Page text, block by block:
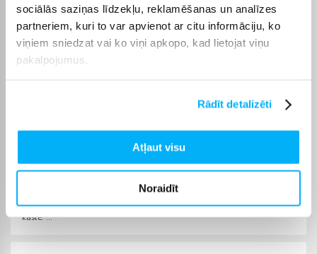
sociālās saziņas līdzekļu, reklamēšanas un analīzes
partneriem, kuri to var apvienot ar citu informāciju, ko
viņiem sniedzat vai ko viņi apkopo, kad lietojat viņu
pakalpojumus.
Rādīt detalizēti
Atļaut visu
Noraidīt
Pircēju atsauksmes par precēm
Dmitrijs S.
Viss gaja labi, DPD kurjers nevareja mani sazvanit, atstaja sutijumu DPD
kaste. ...